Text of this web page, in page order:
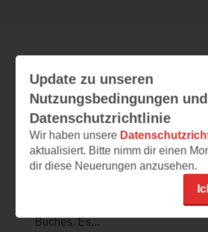
Fake Dates and Fireworks
25.11.2024 – 15:33
Aus Fake wird ernst
Das Cover ist toll und passt sogar
Jahreszeit und vor allem zu dem
Buches. Es...
Update zu unseren
Nutzungsbedingungen
Datenschutzrichtlinie
Wir haben unsere
aktualisiert. Bitte nimm dir einen
dir diese Neuerungen anzusehen.